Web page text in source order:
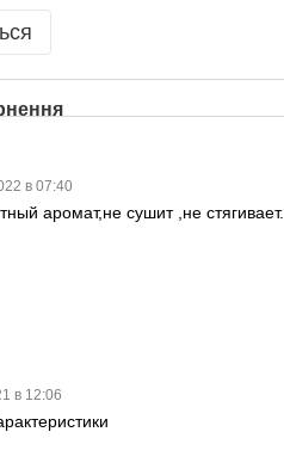
в 07:40
аромат,не сушит ,не стягивает.
в 12:06